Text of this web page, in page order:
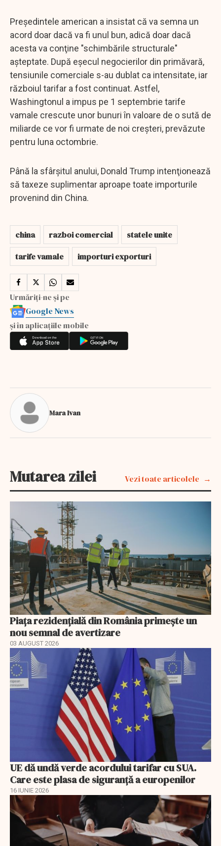
Preşedintele american a insistat că va semna un
acord doar dacă va fi unul bun, adică doar dacă
acesta va conţine "schimbările structurale"
aşteptate. După eşecul negocierilor din primăvară,
tensiunile comerciale s-au dublat ca intensitate, iar
războiul tarifar a fost continuat. Astfel,
Washingtonul a impus pe 1 septembrie tarife
vamale crescute unor bunuri în valoare de o sută de
miliarde ce vor fi urmate de noi creşteri, prevăzute
pentru luna octombrie.
Până la sfârşitul anului, Donald Trump intenţionează
să taxeze suplimentar aproape toate importurile
provenind din China.
china razboi comercial
statele unite
tarife vamale
importuri exporturi
Urmăriți-ne și pe
Google News
și în aplicațiile mobile
Mara Ivan
Mutarea zilei Vezi toate articolele
Piața rezidențială din România primește un
nou semnal de avertizare
03 AUGUST 2026
UE dă undă verde acordului tarifar cu SUA.
Care este plasa de siguranță a europenilor
16 IUNIE 2026